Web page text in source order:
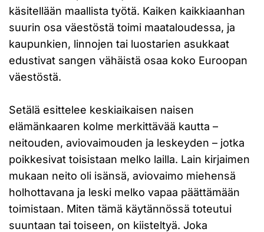
käsitellään maallista työtä. Kaiken kaikkiaanhan
suurin osa väestöstä toimi maataloudessa, ja
kaupunkien, linnojen tai luostarien asukkaat
edustivat sangen vähäistä osaa koko Euroopan
väestöstä.
Setälä esittelee keskiaikaisen naisen
elämänkaaren kolme merkittävää kautta –
neitouden, aviovaimouden ja leskeyden – jotka
poikkesivat toisistaan melko lailla. Lain kirjaimen
mukaan neito oli isänsä, aviovaimo miehensä
holhottavana ja leski melko vapaa päättämään
toimistaan. Miten tämä käytännössä toteutui
suuntaan tai toiseen, on kiisteltyä. Joka